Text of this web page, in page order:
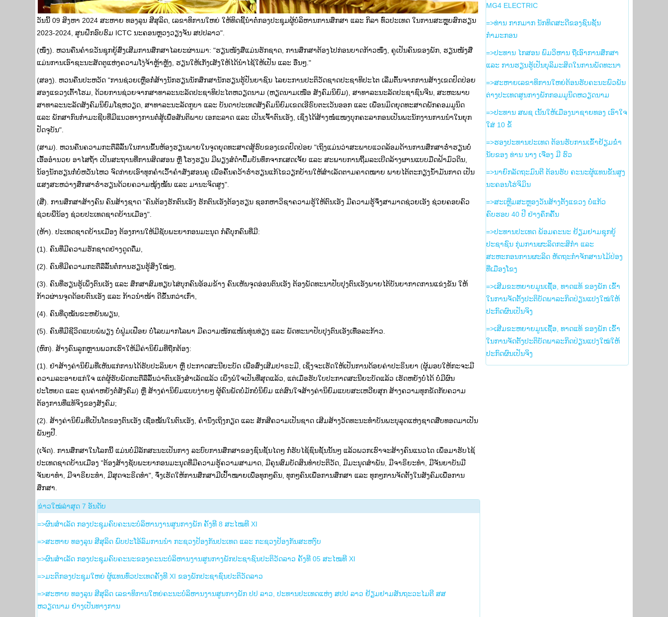
ວັນນີ້ 09 ສິງຫາ 2024 ສະ​ຫາຍ ທອງ​ລຸນ​ ສີ​ສ​ຸ​ລິດ, ເລ​ຂາ​ທິ​ການ​ໃຫຍ່ ໃຫ້ທິດຊີ້ນຳຕໍ່ກອງປະຊຸມຜູ້ບໍລິຫານການສຶກສາ ແລະ ກິລາ ທົ່ວປະເທດ ໃນການສະຫຼຸບສົກຮຽນ
2023-2024, ສູນຝຶກອົບຮົມ ICTC ນະຄອນຫຼວງວຽງຈັນ ສປປລາວ".
(ໜຶ່ງ). ຫວນຄືນຄຳຂວັນຊຸກຍູ້ສົ່ງເສີມການສຶກສາໄລຍະຜ່ານມາ: "ຮຽນໜັງສືແມ່ນຮັກຊາດ, ການສຶກສາຕ້ອງໄປກ່ອນບາດກ້າວໜຶ່ງ, ຄູເປັນຄົນຂອງພັກ, ຮຽນໜັງສື
ແມ່ນການເອົາຊະນະສັດຕູແຫ່ງຄວາມໂງ່ຈ້າຫຼ້າຫຼັງ, ຮຽນໃຫ້ເກັ່ງເສັງໃຫ້ໄດ້ນຳໄຊ້ໃຫ້ເປັນ ແລະ ອື່ນໆ."
(ສອງ). ຫວນຄືນປະຫວັດ "ການຊ່ວຍເຫຼືອກໍ່ສ້າງນັກຮຽນນັກສຶກສານັກຮຽນຮູ້ປັນຍາຊົນ ໄລຍະການປະຕິວັດຊາດປະຊາທິປະໄຕ ເລີ່ມຕົ້ນຈາກການສ້າງເຂດປົດປ່ອຍ
ສອງແຂວງເຕົ້າໂຮມ, ດ້ວຍການຊ່ວຍຈາກສາທາລະນະລັດປະຊາທິປະໄຕຫວຽດນາມ (ຫຽດນາມເໜືອ ສັງຄົມນິຍົມ), ສາທາລະນະລັດປະຊາຊົນຈີນ, ສະຫະພາບ
ສາທາລະນະລັດສັງຄົມນິຍົມໂຊຫວຽດ, ສາທາລະນະລັດກູບາ ແລະ ບັນດາປະເທດສັງຄົມນິຍົມເຂດເອີຣົບຕະເວັນອອກ ແລະ ເພື່ອນມິດຍຸດທະສາດພັກຄອມມູນິດ
ແລະ ພັກສາກົນກຳມະຊີບທີ່ມີແນວທາງການຕໍ່ສູ້ເພື່ອສັນຕິພາບ ເອກະລາດ ແລະ ເປັນເຈົ້າຕົນເອັງ, ເຊິ່ງໄດ້ສ້າງໜໍ່ແໜງບຸກຄະລາກອນເປັນພະນັກງານການນຳໃນຍຸກ
ປັດຈຸບັນ".
(ສາມ). ຫວນຄືນຄວາມກະຕືລືລົ້ນໃນການຂື້ນຫ້ອງຮຽນພາຍໃນຈຸດຍຸດທະສາດສູ້ຮົບຂອງເຂດປົດປ່ອຍ "ເຖິງແມ່ນວ່າສະພາບແວດລ້ອມດ້ານການສຶກສາຮໍ່າຮຽນບໍ່
ເອື້ອອຳນວຍ ອາໄສຖໍ້າ ເປັນສະຖານທີ່ການສິດສອນ ຫຼື ໂຮງຮຽນ ມີພຽງສໍດຳປື້ມບັນທຶກຈາກເສດເຈັ້ຍ ແລະ ສະພາບການຖີ້ມລະເບີດລ້າງຜານແບບມືດຟ້າມົວດິນ,
ນ້ອງນັກຮຽນກໍ່ບໍ່ຫວັ່ນໄຫວ ຈົດກ່າຍເອົາທຸກຄຳເວົ້າຄຳສັ່ງສອນຄູ ເພື່ອຄົ້ນຄວ້າຮໍ່າຮຽນແກ້ໄຂວຽກບ້ານໃຫ້ສຳເລັດຕາມຄາດໝາຍ ພາຍໄຕ້ຕະກຽງນໍ້າມັນກາດ ເປັນ
ແສງສະຫວ່າງສຶກສາຮໍ່າຮຽນດ້ວຍຄວາມໝຸ້ງໝັ້ນ ແລະ ມານະຈິດສູງ".
(ສີ່). ການສຶກສາສ້າງຄົນ ຄົນສ້າງຊາດ "ຄົນຕ້ອງຮັກຕົນເອັງ ຮັກຕົນເອັງຕ້ອງຮຽນ ຊອກຫາວິຊາຄວາມຮູ້ໃຫ້ຕົນເອັງ ມີຄວາມຮູ້ຈຶ່ງສາມາດຊ່ວຍເອັງ ຊ່ວຍຄອບຄົວ
ຊ່ວຍພີ່ນ້ອງ ຊ່ວຍປະເທດຊາດບ້ານເມືອງ".
(ຫ້າ). ປະເທດຊາດບ້ານເມືອງ ຕ້ອງການໃຫ້ມີຊັບພະຍາກອນມະນຸດ ກໍຄືບຸກຄົນທີ່ມີ:
(1). ຄົນທີ່ມີຄວາມຮັກຊາດຢ່າງດູດດື່ມ,
(2). ຄົນທີ່ມີຄວາມກະຕືລືລົ້ນຕໍ່ການຮຽນຮູ້ສິ່ງໃໝ່ໆ,
(3). ຄົນທີ່ຮຽນຮູ້ເພິ່ງຕົນເອັງ ແລະ ສຶກສາສົມທຽບໄສ່ບຸກຄົນອ້ອມຂ້າງ ຄົນເຫັນຈຸດອ່ອນຕົນເອັງ ຕ້ອງພັດທະນາປັບປຸງຕົນເອັງພາຍໄຕ້ບັນຍາກາດການແຂ່ງຂັນ ໃຫ້
ກ້າວຜ່ານຈຸດດ້ອຍຕົນເອັງ ແລະ ກ້າວນຳໜ້າ ດີຂື້ນກວ່າເກົ່າ,
(4). ຄົນທີ່ດຸໝັ່ນຂະຫຍັນພຽນ,
(5). ຄົນທີ່ມີຊີວິດແບບພໍພຽງ ບໍ່ຟູ່ມເຟືອຍ ບໍ່ໂລບມາກໂລພາ ມີຄວາມໜັກແໜ້ນທຸ່ນທ່ຽງ ແລະ ພັດທະນາປັບປຸງຕົນເອັງເທື່ອລະກ້າວ.
(ຫົກ). ສ້າງຄົນລູກຫຼານພວກເຮົາໃຫ້ມີຄ່ານິຍົມທີ່ຖືກຕ້ອງ:
(1). ຢ່າສ້າງຄ່ານິຍົມທີ່ເຫັນແກ່ການໄດ້ຮັບປະລິນຍາ ຫຼື ປະກາດສະນີຍະບັດ ເພີ່ອສົ່ງເສີມປາຣະມີ, ເຊິ່ງຈະເຮັດໃຫ້ເປັນການດ້ອຍຄ່າປະຣິນຍາ (ຜູ້ມອບໃຫ້ກະຈະມີ
ຄວາມລະອາຍແກ່ໃຈ ແຕ່ຜູ້ຮັບພັດກະຕືລືລົ້ນວ່າຕົນເອັງສຳເລັດແລ້ວ ເພິ່ງພໍໃຈເປັນທີ່ສຸດແລ້ວ, ແຕ່ເມຶ່ອຮັບໃບປະກາດສະນີຍະບັດແລ້ວ ເຮັດຫຍັງບໍ່ໄດ້ ບໍ່ມີຜົນ
ປະໂຫຍດ ແລະ ຄຸນຄ່າຫຍັງຕໍ່ສັງຄົມ) ຫຼື ສ້າງຄ່ານິຍົມແບບງ່າຍໆ ຜູ້ຄົນພັດບໍ່ມັກບໍ່ນິຍົມ ແຕ່ສົນໃຈສ້າງຄ່ານິຍົມແບບສະເຫວີຍສຸກ ສ້າງຄວາມທຸກຂັດກັບຄວາມ
ຕ້ອງການທີ່ແທ້ຈິງຂອງສັງຄົມ;
(2). ສ້າງຄ່ານິຍົມທີ່ເປັນໂຕຂອງຕົນເອັງ ເຊື່ອໝັ້ນໃນຕົນເອັງ, ຄຳນຶງເຖິງກຽດ ແລະ ສັກສີຄວາມເປັນຊາດ ເສີມສ້າງວັດທະນະທຳບັນພະບຸລຸດແຫ່ງຊາດສືບທອດມາເປັນ
ພັນໆປີ.
(ເຈັດ). ການສຶກສາໃນໂລກນີ້ ແມ່ນບໍ່ມີລັກສະນະເປັນກາງ ລະບົບການສຶກສາຂອງຊົນຊັ້ນໄດໆ ກໍ່ຮັບໄຊ້ຊົນຊັ້ນນັ້ນໆ ແລ້ວພວກເຮົາຈະສ້າງຄົນແນວໄດ ເພຶ່ອມາຮັບໄຊ້
ປະເທດຊາດບ້ານເມືອງ "ຕ້ອງສ້າງຊັບພະຍາກອນມະນຸດທີ່ມີຄວາມຮູ້ຄວາມສາມາດ, ມີຄຸນສົມບັດສິນທຳປະຕິວັດ, ມີມະນຸດສຳພັນ, ມີຈາຣິຍະທຳ, ມີຈັນຍາບັນມີ
ຈັນຍາທຳ, ມີຈາຣິຍະທຳ, ມີສຸດຈະຣິດທຳ", ຈຶ່ງເຮັດໃຫ້ການສຶກສາມີເປົ້າໝາຍເພື່ອທຸກໆຄົນ, ທຸກໆຄົນເພື່ອການສຶກສາ ແລະ ທຸກໆການຈັດຕັ້ງໃນສັງຄົມເພື່ອການ
ສຶກສາ.
​ຂ່າວ​ໃໝ່​ລ່າ​ສຸດ 7 ອັນ​ດັບ
=>ຜົນສໍາເລັດ ກອງປະຊຸມຄົບຄະນະບໍລິຫານງານສູນກາງພັກ ຄັ້ງທີ 8 ສະໄໝທີ XI
=>ສະຫາຍ ທອງລຸນ ສີສຸລິດ ພົບປະໂອ້ລົມການນຳ ກະຊວງປ້ອງກັນປະເທດ ແລະ ກະຊວງປ້ອງກັນສະຫງົບ
=>ຜົນສຳເລັດ ກອງປະຊຸມຄົບຄະນະຂອງຄະນະບໍລິຫານງານສູນກາງພັກປະຊາຊົນປະຕິວັດລາວ ຄັ້ງທີ 05 ສະໄໝທີ XI
=>ມະຕິກອງປະຊຸມໃຫຍ່ ຜູ້ແທນທົ່ວປະເທດຄັ້ງທີ XI ຂອງພັກປະຊາຊົນປະຕິວັດລາວ
=>ສະຫາຍ ທອງລຸນ ສີສຸລິດ ເລຂາທິການໃຫຍ່ຄະນະບໍລິຫານງານສູນກາງພັກ ປປ ລາວ, ປະທານປະເທດແຫ່ງ ສປປ ລາວ ຢ້ຽມຢາມສັນຖະວະໄມຕີ ສສ
ຫວຽດນາມ ຢ່າງເປັນທາງການ
MG4 ELECTRIC
=>ທ່ານ ກາກມາກ ນັກທິດສະດີຂອງຊົນຊັ້ນ
ກຳມະກອນ
=>ປະທານ ໄກສອນ ພົມວິຫານ ຖືເອົາການສຶກສາ
ແລະ ການຮຽນຮູ້ເປັນບຸລິມະສິດໃນການພັດທະນາ
=>ສະຫາຍເລຂາທິການໃຫຍ່ຕ້ອນຮັບຄະນະພົວພັນ
ຕ່າງປະເທດສູນກາງພັກກອມມູນິດຫວຽດນາມ
=>ປະທານ ສພຊ ເນັ້ນໃຫ້ເມືອງນາຊາຍທອງ ເອົາໃຈ
ໃສ່ 10 ຂໍ້
=>ຮອງ​ປະທານ​ປະເທດ ຕ້ອນຮັບ​ການ​ເຂົ້າ​ຢ້ຽມ​ຂ່ຳ
ນັບ​ຂອງ ທ່ານ ນາງ ເຈືອງ ມີ ຮົວ
=>ນາຍົກລັດຖະມົນຕີ ຕ້ອນຮັບ ຄະນະຜູ້ແທນຂັ້ນສູງ
ນະຄອນໂຮ່ຈິມິນ
=>ສະເຫຼີມສະຫຼອງວັນສ້າງຕັ້ງແຂວງ ບໍ່ແກ້ວ
ຄົບຮອບ 40 ປີ ຢ່າງຄຶກຄື້ນ
=>ປະທານປະເທດ ພ້ອມຄະນະ ຢ້ຽມຢາມຊຸກຍູ້
ປະຊາຊົນ ກຸ່ມການຜະລິດກະສິກຳ ແລະ
ສະຫະກອນການຜະລິດ ຫັດຖະກຳຈັກສານໄມ້ປ່ອງ
ທີ່ເມືອງໂຂງ
=>ເສີມຂະຫຍາຍມູນເຊື້ອ, ທາດແທ້ ຂອງພັກ ເຂົ້າ
ໃນການຈັດຕັ້ງປະຕິບັດພາລະກິດປ່ຽນແປງໃໝ່ໃຫ້
ປະກົດຜົນເປັນຈິງ
=>ເສີມຂະຫຍາຍມູນເຊື້ອ, ທາດແທ້ ຂອງພັກ ເຂົ້າ
ໃນການຈັດຕັ້ງປະຕິບັດພາລະກິດປ່ຽນແປງໃໝ່ໃຫ້
ປະກົດຜົນເປັນຈິງ